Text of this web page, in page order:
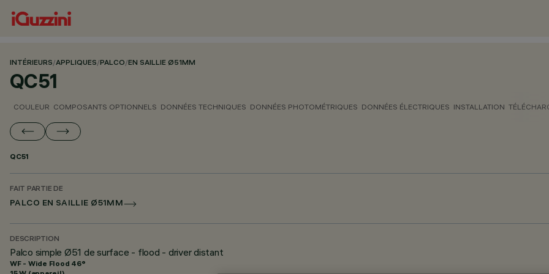
INTÉRIEURS/APPLIQUES/PALCO/EN SAILLIE Ø51MM
QC51
COULEUR COMPOSANTS OPTIONNELS DONNÉES TECHNIQUES DONNÉES PHOTOMÉTRIQUES DONNÉES ÉLECTRIQUES INSTALLATION
QC51
FAIT PARTIE DE
PALCO EN SAILLIE Ø51MM
DESCRIPTION
Palco simple Ø51 de surface - flood - driver distant
WF - Wide Flood 46°